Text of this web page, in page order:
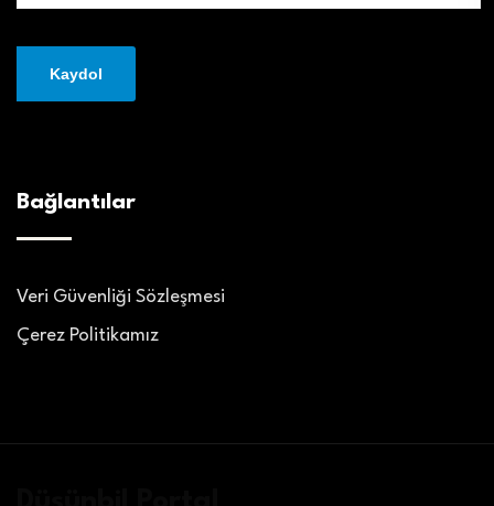
Bağlantılar
Veri Güvenliği Sözleşmesi
Çerez Politikamız